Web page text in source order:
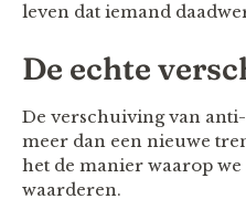
leven dat iemand
De echte
De verschuiving van
meer dan een nieuwe
het de manier waarop
waarderen.